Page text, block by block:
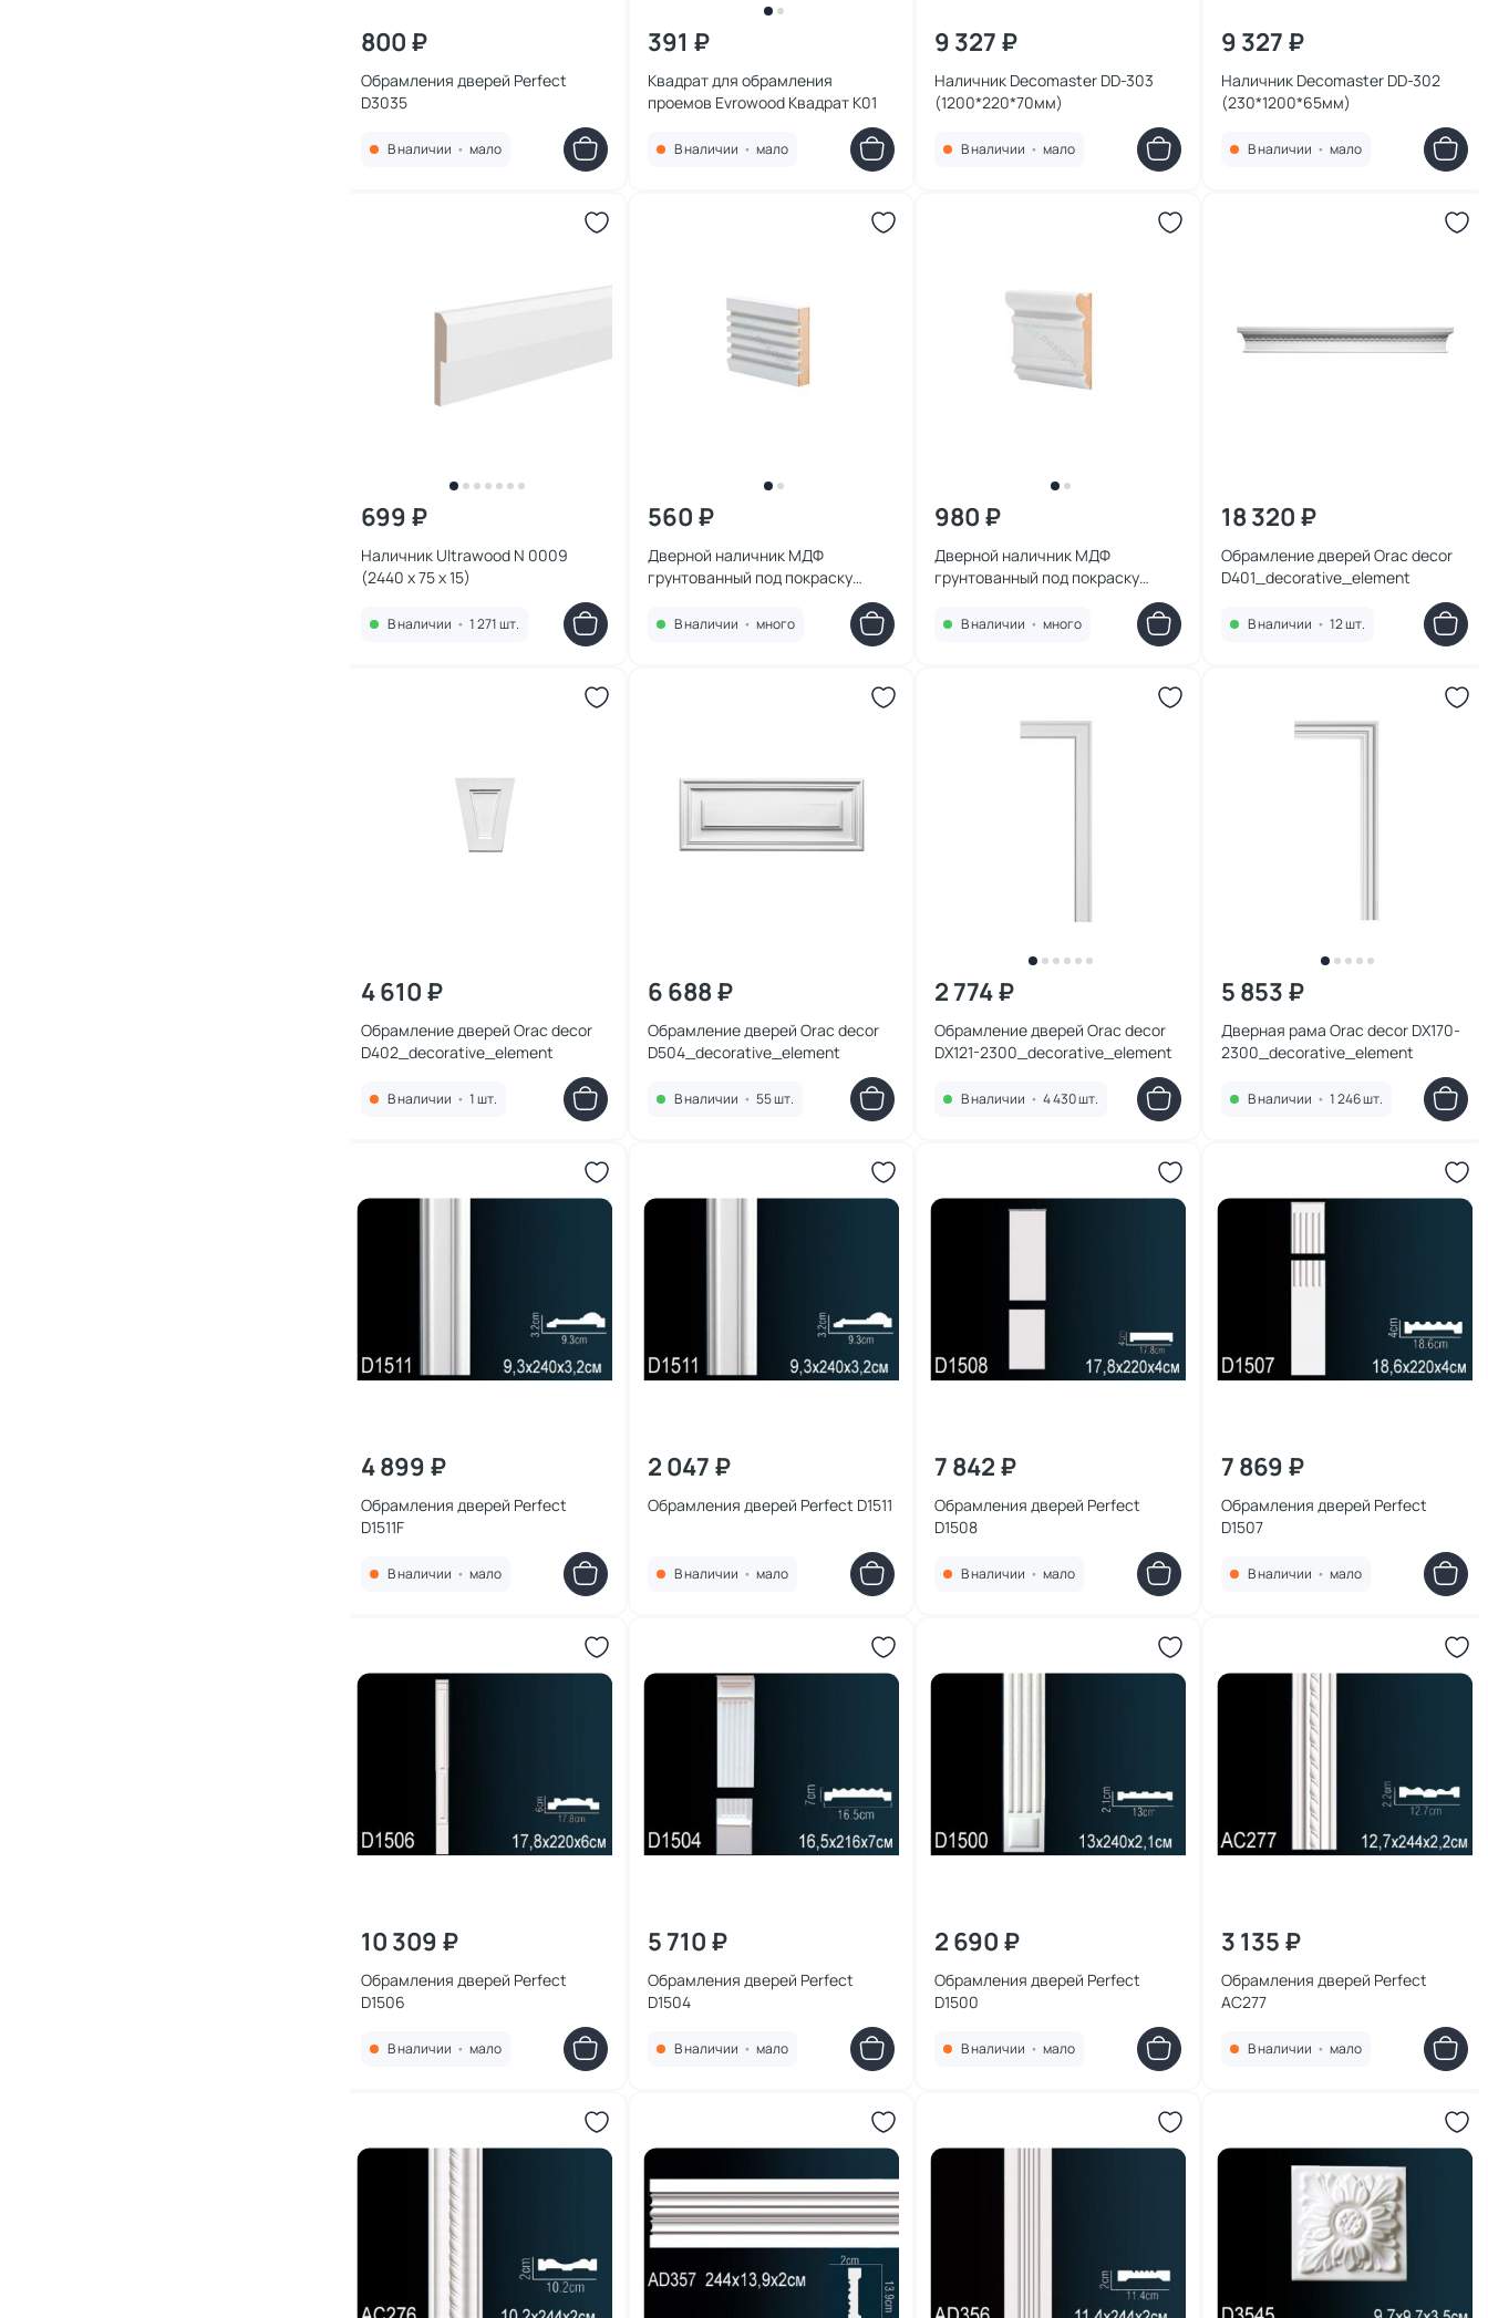
800 ₽
Обрамления дверей Perfect
D3035
В наличии • мало
391 ₽
Квадрат для обрамления
проемов Evrowood Квадрат K01
В наличии • мало
9 327 ₽
Наличник Decomaster DD-303
(1200*220*70мм)
В наличии • мало
9 327 ₽
Наличник Decomaster DD-302
(230*1200*65мм)
В наличии • мало
699 ₽
Наличник Ultrawood N 0009
(2440 х 75 х 15)
В наличии • 1 271 шт.
560 ₽
Дверной наличник МДФ
грунтованный под покраску
В наличии • много
980 ₽
Дверной наличник МДФ
грунтованный под покраску
В наличии • много
18 320 ₽
Обрамление дверей Orac decor
D401_decorative_element
В наличии • 12 шт.
4 610 ₽
Обрамление дверей Orac decor
D402_decorative_element
В наличии • 1 шт.
6 688 ₽
Обрамление дверей Orac decor
D504_decorative_element
В наличии • 55 шт.
2 774 ₽
Обрамление дверей Orac decor
DX121-2300_decorative_element
В наличии • 4 430 шт.
5 853 ₽
Дверная рама Orac decor DX170-
2300_decorative_element
В наличии • 1 246 шт.
4 899 ₽
Обрамления дверей Perfect
D1511F
В наличии • мало
2 047 ₽
Обрамления дверей Perfect D1511
В наличии • мало
7 842 ₽
Обрамления дверей Perfect
D1508
В наличии • мало
7 869 ₽
Обрамления дверей Perfect
D1507
В наличии • мало
10 309 ₽
Обрамления дверей Perfect
D1506
В наличии • мало
5 710 ₽
Обрамления дверей Perfect
D1504
В наличии • мало
2 690 ₽
Обрамления дверей Perfect
D1500
В наличии • мало
3 135 ₽
Обрамления дверей Perfect
AC277
В наличии • мало